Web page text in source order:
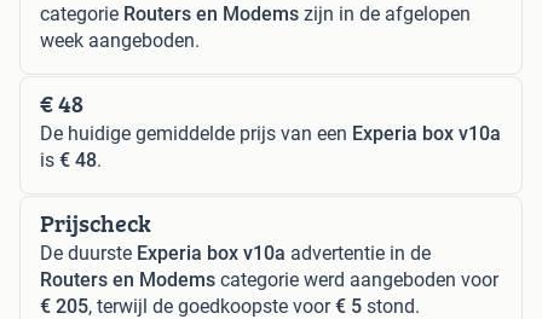
categorie Routers en Modems zijn in de afgelopen
week aangeboden.
€ 48
De huidige gemiddelde prijs van een Experia box v10a
is € 48.
Prijscheck
De duurste Experia box v10a advertentie in de
Routers en Modems categorie werd aangeboden voor
€ 205, terwijl de goedkoopste voor€ 5 stond.